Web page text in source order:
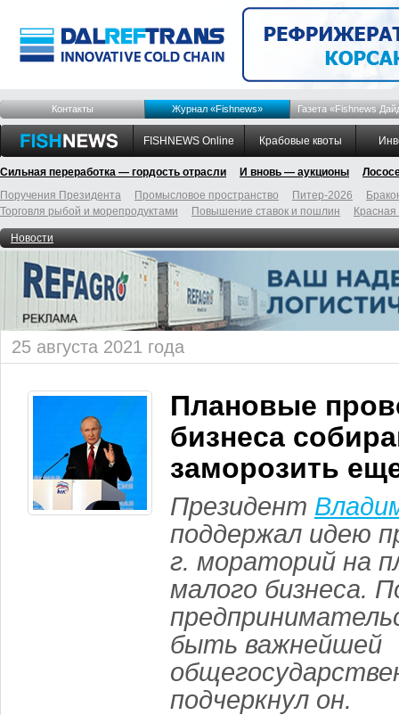
Контакты Журнал «Fishnews» Газета «Fishnews
FISHNEWS Online Крабовые квоты
Сильная переработка — гордость отрасли И вновь — аукционы
Поручения Президента
Промысловое пространство Питер-2026
Торговля рыбой и морепродуктами
Повышение ставок и пошлин
Новости
25 августа 2021 года
Плановые
бизнеса
заморозить
Президент
поддержал идею
г. мораторий на
малого бизнеса.
быть важнейшей
подчеркнул он.